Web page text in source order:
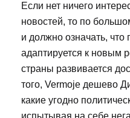
Если нет ничего
новостей, то по
и должно означать, что
адаптируется к новым
страны развивается
того, Vermoje дешево
какие угодно
испытывая на себе